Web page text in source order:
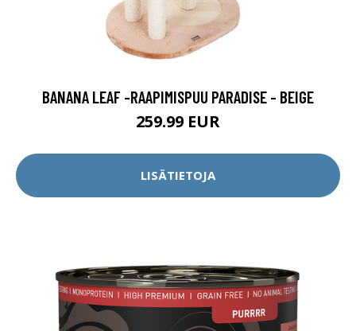
BANANA LEAF -RAAPIMISPUU PARADISE - BEIGE
259.99 EUR
LISÄTIETOJA